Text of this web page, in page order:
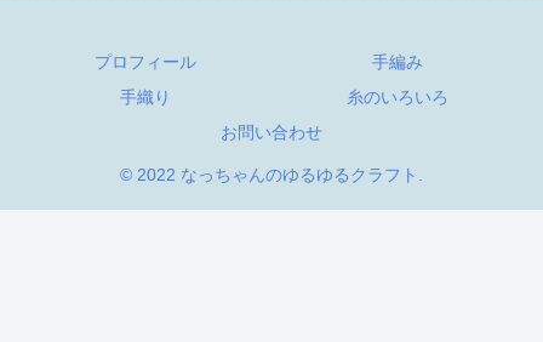
プロフィール
手編み
手織り
糸のいろいろ
お問い合わせ
© 2022 なっちゃんのゆるゆるクラフト.